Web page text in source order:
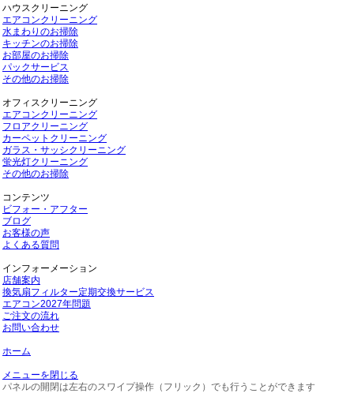
ハウスクリーニング
エアコンクリーニング
水まわりのお掃除
キッチンのお掃除
お部屋のお掃除
パックサービス
その他のお掃除
オフィスクリーニング
エアコンクリーニング
フロアクリーニング
カーペットクリーニング
ガラス・サッシクリーニング
蛍光灯クリーニング
その他のお掃除
コンテンツ
ビフォー・アフター
ブログ
お客様の声
よくある質問
インフォーメーション
店舗案内
換気扇フィルター定期交換サービス
エアコン2027年問題
ご注文の流れ
お問い合わせ
ホーム
メニューを閉じる
パネルの開閉は左右のスワイプ操作（フリック）でも行うことができます